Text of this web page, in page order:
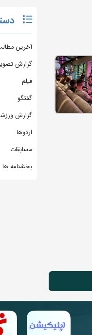
آخرین
گزارش
فیلم
گفتگو
گزارش
اردوها
مسابقات
بخشنامه ها